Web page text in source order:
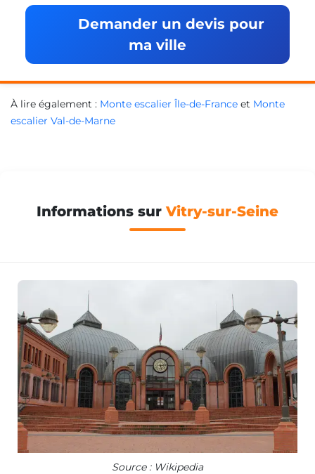
Demander un devis pour
ma ville
À lire également : Monte escalier Île-de-France et Monte
escalier Val-de-Marne
Informations sur Vitry-sur-Seine
Source : Wikipedia